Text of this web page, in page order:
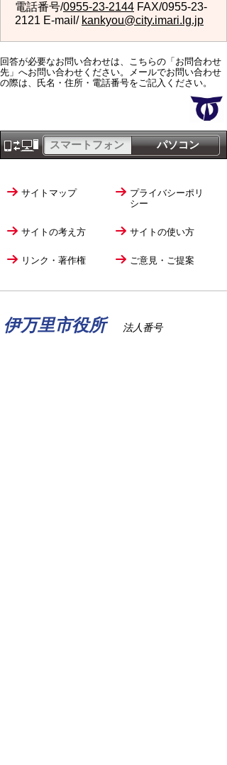
電話番号/0955-23-2144 FAX/0955-23-
2121 E-mail/ kankyou@city.imari.lg.jp
回答が必要なお問い合わせは、こちらの「お問合わせ
先」へお問い合わせください。メールでお問い合わせ
の際は、氏名・住所・電話番号をご記入ください。
パソコン
スマートフォン
サイトマップ
プライバシーポリ
シー
サイトの考え方 サイトの使い方
リンク・著作権 ご意見・ご提案
伊万里市役所
法人番号